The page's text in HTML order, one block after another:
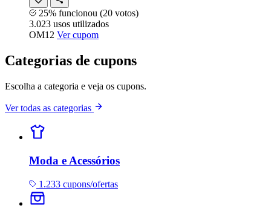
25% funcionou (20 votos)
3.023 usos utilizados
OM12 Ver cupom
Categorias de cupons
Escolha a categoria e veja os cupons.
Ver todas as categorias
Moda e Acessórios
1.233 cupons/ofertas